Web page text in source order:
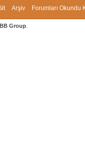
Arşiv Forumları Okundu
Group